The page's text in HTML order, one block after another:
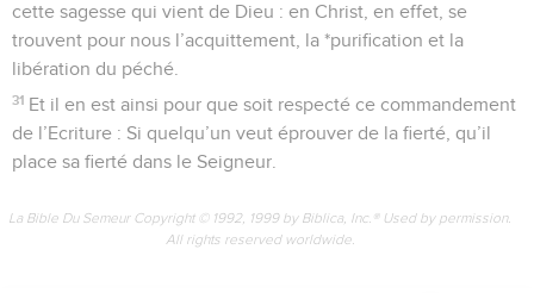
cette sagesse qui vient de Dieu : en Christ, en effet, se
trouvent pour nous l’acquittement, la *purification et la
libération du péché.
31 Et il en est ainsi pour que soit respecté ce commandement
de l’Ecriture : Si quelqu’un veut éprouver de la fierté, qu’il
place sa fierté dans le Seigneur.
La Bible Du Semeur Copyright © 1992, 1999 by Biblica, Inc.® Used by permission.
All rights reserved worldwide.